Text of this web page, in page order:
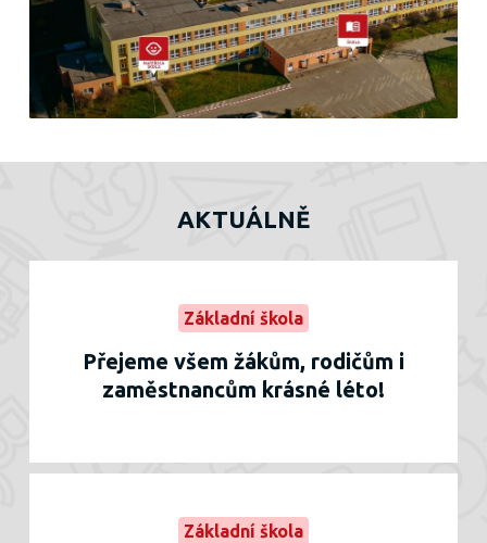
AKTUÁLNĚ
Základní škola
Přejeme všem žákům, rodičům i
zaměstnancům krásné léto!
Základní škola